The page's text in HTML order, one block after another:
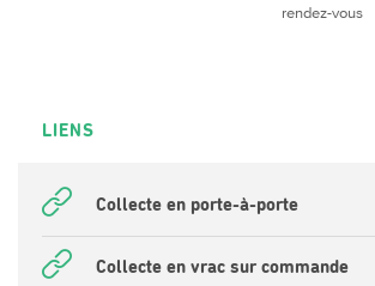
rendez-vous
LIENS
Collecte en porte-à-porte
Collecte en vrac sur commande